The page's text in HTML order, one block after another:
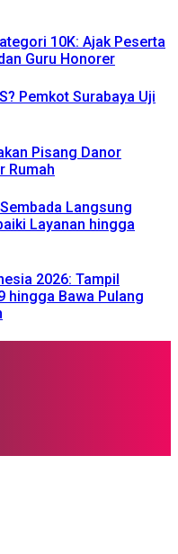
10K: Ajak Peserta
Guru Honorer
Pemkot Surabaya Uji
Pisang Danor
Rumah
Langsung
Layanan hingga
2026: Tampil
hingga Bawa Pulang